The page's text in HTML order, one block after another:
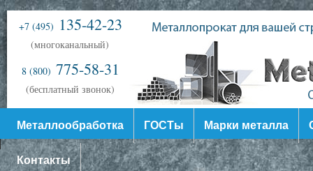
+7 (495) 135-42-23
(многоканальный)
8 (800) 775-58-31
(бесплатный звонок)
Металлообработка ГОСТы Марки металла
Контакты